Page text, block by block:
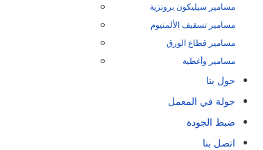
مسامير سيليكون برونزية
مسامير تسقيف الألمنيوم
مسامير قطاع الورق
مسامير وأغطية
حول بنا
جولة في المعمل
ضبط الجودة
اتصل بنا